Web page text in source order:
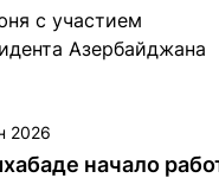
с участием
Азербайджана
обмена
2026
начало